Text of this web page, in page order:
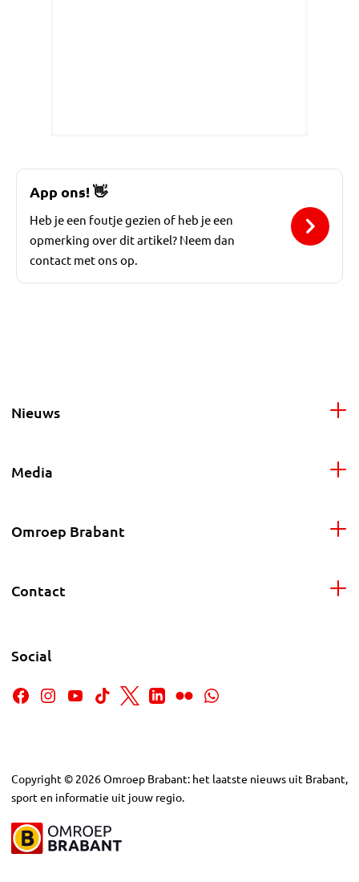
App ons!👋
Heb je een foutje gezien of heb je een
opmerking over dit artikel? Neem dan
contact met ons op.
Nieuws
Media
Omroep Brabant
Contact
Social
Copyright © 2026Omroep Brabant: het laatste nieuws uit Brabant,
sport en informatie uit jouw regio.